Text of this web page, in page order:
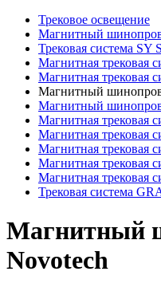
Трековое освещение
Магнитный
Трековая система SY
Магнитная трековая
Магнитная трековая
Магнитный
Магнитный
Магнитная трековая
Магнитная трековая
Магнитная трековая
Магнитная трековая
Магнитная трековая
Трековая система
Магнитный
Novotech